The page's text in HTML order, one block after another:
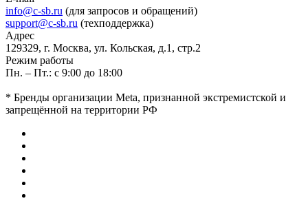
info@c-sb.ru (для запросов и обращений)
support@c-sb.ru (техподдержка)
Адрес
129329, г. Москва, ул. Кольская, д.1, стр.2
Режим работы
Пн. – Пт.: с 9:00 до 18:00
* Бренды организации Meta, признанной экстремистской и
запрещённой на территории РФ